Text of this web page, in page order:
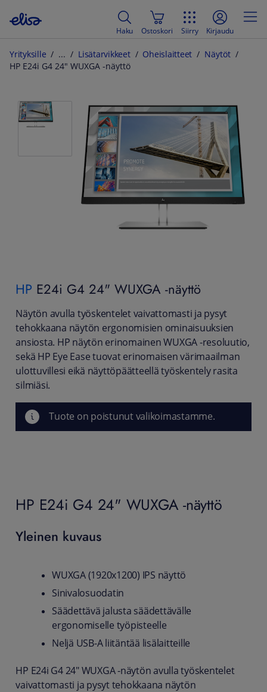
Haku Ostoskori Siirry Kirjaudu
Yrityksille Lisätarvikkeet Oheislaitteet
Näytöt
HP E24i G4 24" WUXGA -näyttö
HP E24i G4 24" WUXGA -näyttö
Näytön avulla työskentelet vaivattomasti ja pysyt
tehokkaana näytön ergonomisien ominaisuuksien
ansiosta. HP näytön erinomainen WUXGA -resoluutio,
sekä HP Eye Ease tuovat erinomaisen värimaailman
ulottuvillesi eikä näyttöpäätteellä työskentely rasita
silmiäsi.
Tuote on poistunut valikoimastamme.
HP E24i G4 24" WUXGA -näyttö
Yleinen kuvaus
WUXGA (1920x1200) IPS näyttö
Sinivalosuodatin
Säädettävä jalusta säädettävälle
ergonomiselle työpisteelle
Neljä USB-A liitäntää lisälaitteille
HP E24i G4 24" WUXGA -näytön avulla työskentelet
vaivattomasti ja pysyt tehokkaana näytön